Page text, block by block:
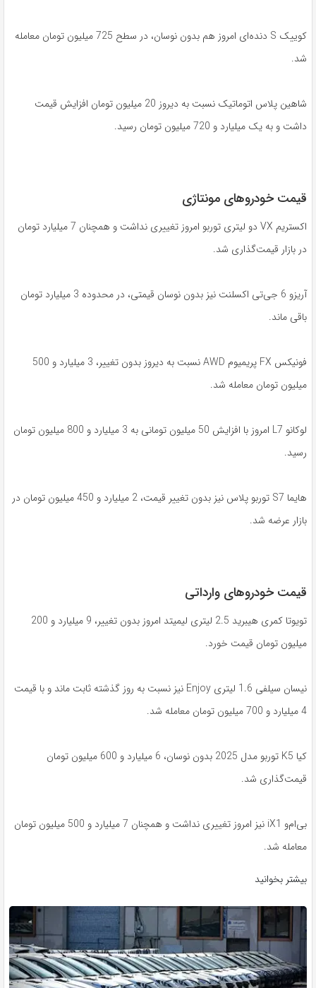
کوییک S دنده‌ای امروز هم بدون نوسان، در سطح 725 میلیون تومان معامله
شد.
شاهین پلاس اتوماتیک نسبت به دیروز 20 میلیون تومان افزایش قیمت
داشت و به یک میلیارد و 720 میلیون تومان رسید.
قیمت خودروهای مونتاژی
اکستریم VX دو لیتری توربو امروز تغییری نداشت و همچنان 7 میلیارد تومان
در بازار قیمت‌گذاری شد.
آریزو 6 جی‌تی اکسلنت نیز بدون نوسان قیمتی، در محدوده 3 میلیارد تومان
باقی ماند.
فونیکس FX پریمیوم AWD نسبت به دیروز بدون تغییر، 3 میلیارد و 500
میلیون تومان معامله شد.
لوکانو L7 امروز با افزایش 50 میلیون تومانی به 3 میلیارد و 800 میلیون تومان
رسید.
هایما S7 توربو پلاس نیز بدون تغییر قیمت، 2 میلیارد و 450 میلیون تومان در
بازار عرضه شد.
قیمت خودروهای وارداتی
تویوتا کمری هیبرید 2.5 لیتری لیمیتد امروز بدون تغییر، 9 میلیارد و 200
میلیون تومان قیمت خورد.
نیسان سیلفی 1.6 لیتری Enjoy نیز نسبت به روز گذشته ثابت ماند و با قیمت
4 میلیارد و 700 میلیون تومان معامله شد.
کیا K5 توربو مدل 2025 بدون نوسان، 6 میلیارد و 600 میلیون تومان
قیمت‌گذاری شد.
بی‌ام‌و iX1 نیز امروز تغییری نداشت و همچنان 7 میلیارد و 500 میلیون تومان
معامله شد.
بیشتر بخوانید